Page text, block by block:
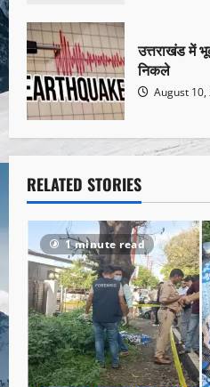
उत्तराखंड में
निकले
August 10,
RELATED STORIES
1 minute read